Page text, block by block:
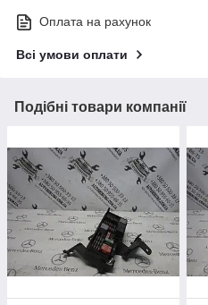
Оплата на рахунок
Всі умови оплати
Подібні товари компанії